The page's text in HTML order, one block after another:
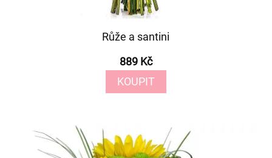
Růže a santini
889 Kč
KOUPIT